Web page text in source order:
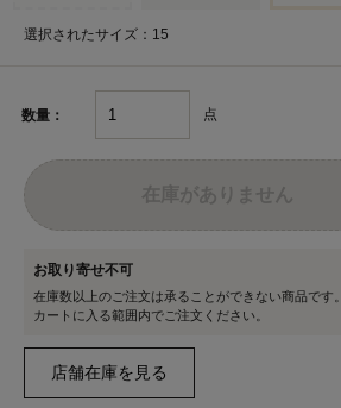
選択されたサイズ：15
数量： 点
お取り寄せ不可
在庫数以上のご注文は承ることができない商品です。
カートに入る範囲内でご注文ください。